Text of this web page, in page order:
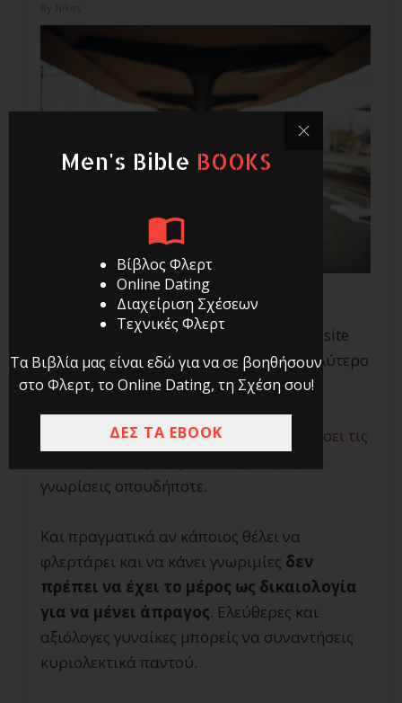
Λαμβάνουμε από αρκετούς φίλους του site
μηνύματα του τύπου “Ποιο είναι το καλύτερο
μέρος για να γνωρίσεις γυναίκες;”
Η αλήθεια είναι πωςαν έχεις καλλιεργήσει τις
γνωρίσεις οπουδήποτε.
Και πραγματικά αν κάποιος θέλει να
φλερτάρει και να κάνει γνωριμίες δεν
πρέπει να έχει το μέρος ως δικαιολογία
για να μένει άπραγος. Ελεύθερες και
αξιόλογες γυναίκες μπορείς να συναντήσεις
κυριολεκτικά παντού.
Men's Bible BOOKS
Βίβλος Φλερτ
Online Dating
Διαχείριση Σχέσεων
Τεχνικές Φλερτ
Τα Βιβλία μας είναι εδώ για να σε βοηθήσουν
στο Φλερτ, το Online Dating, τη Σχέση σου!
ΔΕΣ ΤΑ EBOOK